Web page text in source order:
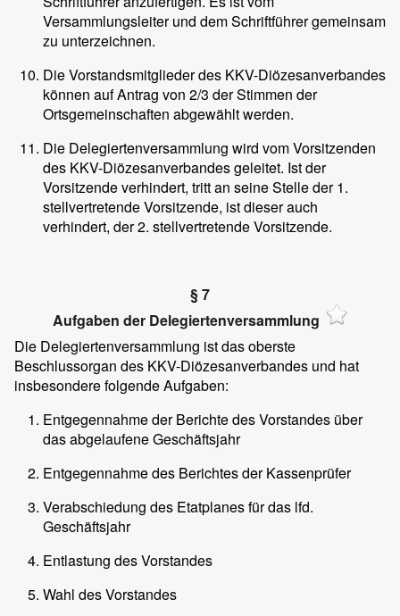
Versammlungsleiter und dem Schriftführer gemeinsam
zu unterzeichnen.
Die Vorstandsmitglieder des KKV-Diözesanverbandes
können auf Antrag von 2/3 der Stimmen der
Ortsgemeinschaften abgewählt werden.
Die Delegiertenversammlung wird vom Vorsitzenden
des KKV-Diözesanverbandes geleitet. Ist der
Vorsitzende verhindert, tritt an seine Stelle der 1.
stellvertretende Vorsitzende, ist dieser auch
verhindert, der 2. stellvertretende Vorsitzende.
§ 7
Aufgaben der Delegiertenversammlung
Die Delegiertenversammlung ist das oberste
Beschlussorgan des KKV-Diözesanverbandes und hat
insbesondere folgende Aufgaben:
Entgegennahme der Berichte des Vorstandes über
das abgelaufene Geschäftsjahr
Entgegennahme des Berichtes der Kassenprüfer
Verabschiedung des Etatplanes für das lfd.
Geschäftsjahr
Entlastung des Vorstandes
Wahl des Vorstandes